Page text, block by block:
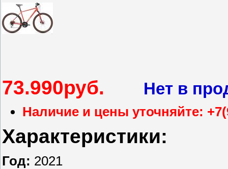
73.990руб. Нет в
Наличие и цены уточняйте:
Характеристики:
Год: 2021